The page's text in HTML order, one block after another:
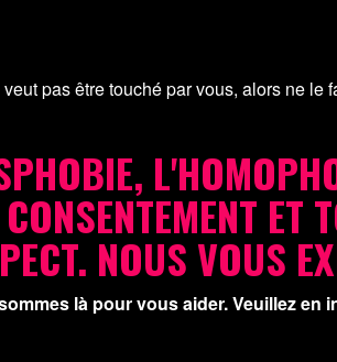
pas être touché par vous, alors ne le
ET
NOUS VOUS
là pour vous aider. Veuillez